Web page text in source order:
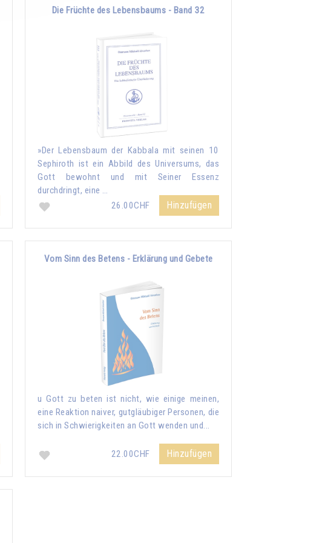
Die Früchte des Lebensbaums - Band 32
»Der Lebensbaum der Kabbala mit seinen 10
Sephiroth ist ein Abbild des Universums, das
Gott bewohnt und mit Seiner Essenz
durchdringt, eine …
26.00CHF
Hinzufügen
Vom Sinn des Betens - Erklärung und Gebete
u Gott zu beten ist nicht, wie einige meinen,
eine Reaktion naiver, gutgläubiger Personen, die
sich in Schwierigkeiten an Gott wenden und...
22.00CHF Hinzufügen